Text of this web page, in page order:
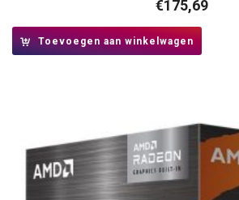
€175,69
Toevoegen aan winkelwagen